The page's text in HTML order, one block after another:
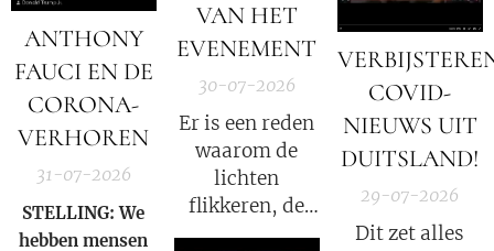
ANTHONY
FAUCI EN DE
CORONA-
VERHOREN
31-07-2026
STELLING: We
hebben mensen
VAN HET
EVENEMENT
30-07-2026
Er is een reden
waarom de
lichten
flikkeren, de
satellieten
COVID-
NIEUWS UIT
DUITSLAND!
29-07-2026
Dit zet alles